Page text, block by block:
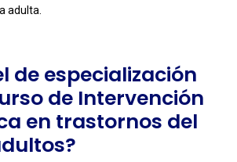
adulta.
de especialización
de Intervención
en trastornos del